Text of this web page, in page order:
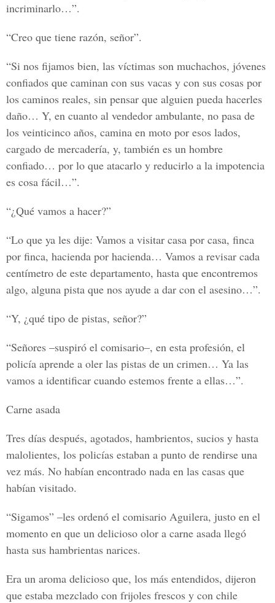
incriminarlo…”.
“Creo que tiene razón, señor”.
“Si nos fijamos bien, las víctimas son muchachos, jóvenes
confiados que caminan con sus vacas y con sus cosas por
los caminos reales, sin pensar que alguien pueda hacerles
daño… Y, en cuanto al vendedor ambulante, no pasa de
los veinticinco años, camina en moto por esos lados,
cargado de mercadería, y, también es un hombre
confiado… por lo que atacarlo y reducirlo a la impotencia
es cosa fácil…”.
“¿Qué vamos a hacer?”
“Lo que ya les dije: Vamos a visitar casa por casa, finca
por finca, hacienda por hacienda… Vamos a revisar cada
centímetro de este departamento, hasta que encontremos
algo, alguna pista que nos ayude a dar con el asesino…”.
“Y, ¿qué tipo de pistas, señor?”
“Señores –suspiró el comisario–, en esta profesión, el
policía aprende a oler las pistas de un crimen… Ya las
vamos a identificar cuando estemos frente a ellas…”.
Carne asada
Tres días después, agotados, hambrientos, sucios y hasta
malolientes, los policías estaban a punto de rendirse una
vez más. No habían encontrado nada en las casas que
habían visitado.
“Sigamos” –les ordenó el comisario Aguilera, justo en el
momento en que un delicioso olor a carne asada llegó
hasta sus hambrientas narices.
Era un aroma delicioso que, los más entendidos, dijeron
que estaba mezclado con frijoles frescos y con chile